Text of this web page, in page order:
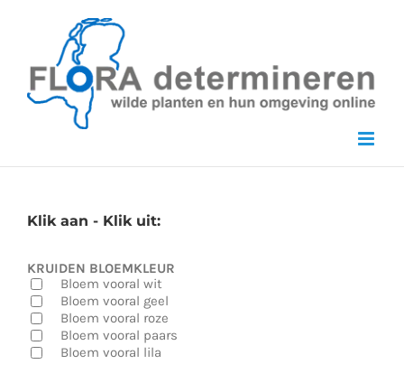
content
Klik aan - Klik uit:
KRUIDEN BLOEMKLEUR
Bloem vooral wit
Bloem vooral geel
Bloem vooral roze
Bloem vooral paars
Bloem vooral lila